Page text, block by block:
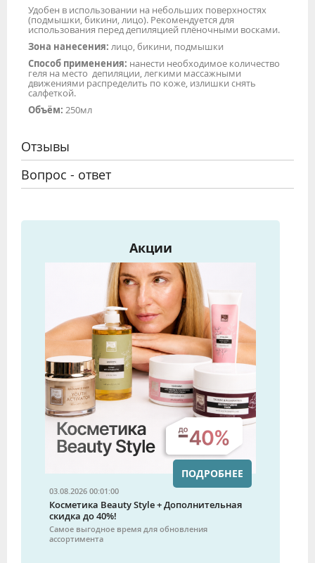
Удобен в использовании на небольших поверхностях
(подмышки, бикини, лицо). Рекомендуется для
использования перед депиляцией плёночными восками.
Зона нанесения: лицо, бикини, подмышки
Способ применения: нанести необходимое количество
геля на место депиляции, легкими массажными
движениями распределить по коже, излишки снять
салфеткой.
Объём: 250мл
Отзывы
Вопрос - ответ
Акции
03.08.2026 00:01:00
Косметика Beauty Style + Дополнительная
скидка до 40%!
Самое выгодное время для обновления
ассортимента
ПОДРОБНЕЕ